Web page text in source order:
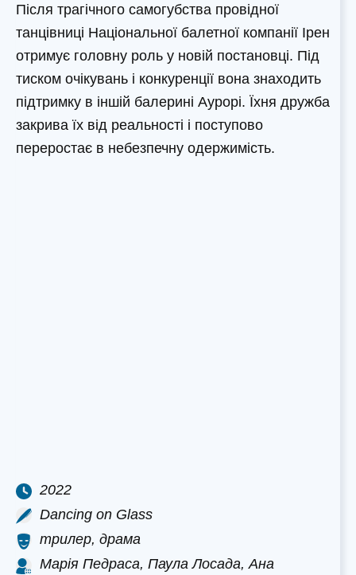
Після трагічного самогубства провідної
танцівниці Національної балетної компанії Ірен
отримує головну роль у новій постановці. Під
тиском очікувань і конкуренції вона знаходить
підтримку в іншій балерині Аурорі. Їхня дружба
закрива їх від реальності і поступово
переростає в небезпечну одержимість.
2022
Dancing on Glass
трилер, драма
Марія Педраса, Паула Лосада, Ана